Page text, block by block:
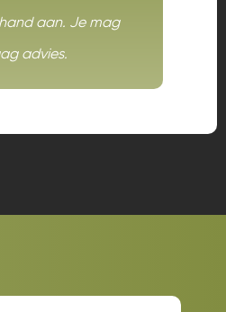
aan. Je mag
advies.